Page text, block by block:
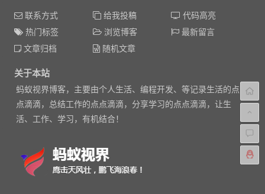
联系方式 给我投稿
代码高亮
热门标签
浏览博客
最新留言
文章归档
随机文章
关于本站
蚂蚁视界博客，主要由个人生活、编程开发、等记录生活的点
点滴滴，总结工作的点点滴滴，分享学习的点点滴滴，让生
活、工作、学习，有机结合！